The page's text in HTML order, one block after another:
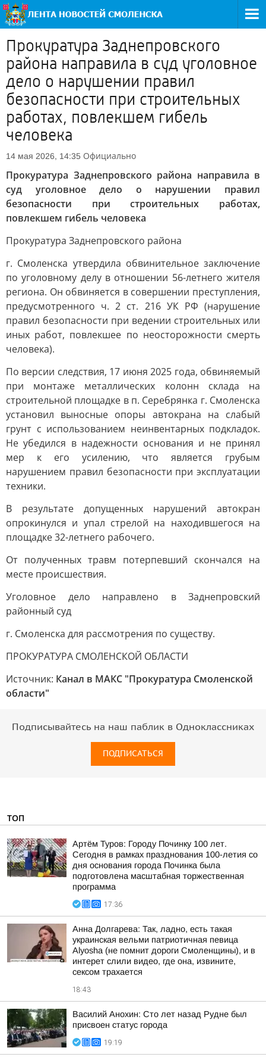
Прокуратура Заднепровского
района направила в суд уголовное
дело о нарушении правил
безопасности при строительных
работах, повлекшем гибель
человека
14 мая 2026, 14:35 Официально
Прокуратура Заднепровского района направила в
суд уголовное дело о нарушении правил
безопасности при строительных работах,
повлекшем гибель человека
Прокуратура Заднепровского района
г. Смоленска утвердила обвинительное заключение
по уголовному делу в отношении 56-летнего жителя
региона. Он обвиняется в совершении преступления,
предусмотренного ч. 2 ст. 216 УК РФ (нарушение
правил безопасности при ведении строительных или
иных работ, повлекшее по неосторожности смерть
человека).
По версии следствия, 17 июня 2025 года, обвиняемый
при монтаже металлических колонн склада на
строительной площадке в п. Серебрянка г. Смоленска
установил выносные опоры автокрана на слабый
грунт с использованием неинвентарных подкладок.
Не убедился в надежности основания и не принял
мер к его усилению, что является грубым
нарушением правил безопасности при эксплуатации
техники.
В результате допущенных нарушений автокран
опрокинулся и упал стрелой на находившегося на
площадке 32-летнего рабочего.
От полученных травм потерпевший скончался на
месте происшествия.
Уголовное дело направлено в Заднепровский
районный суд
г. Смоленска для рассмотрения по существу.
ПРОКУРАТУРА СМОЛЕНСКОЙ ОБЛАСТИ
Источник: Канал в МАКС "Прокуратура Смоленской
области"
Подписывайтесь на наш паблик в Одноклассниках
ПОДПИСАТЬСЯ
ТОП
Артём Туров: Городу Починку 100 лет.
Сегодня в рамках празднования 100-летия со
дня основания города Починка была
подготовлена масштабная торжественная
программа
17:36
Анна Долгарева: Так, ладно, есть такая
украинская вельми патриотичная певица
Alyosha (не помнит дороги Смоленщины), и в
интерет слили видео, где она, извините,
сексом трахается
18:43
Василий Анохин: Сто лет назад Рудне был
присвоен статус города
19:19